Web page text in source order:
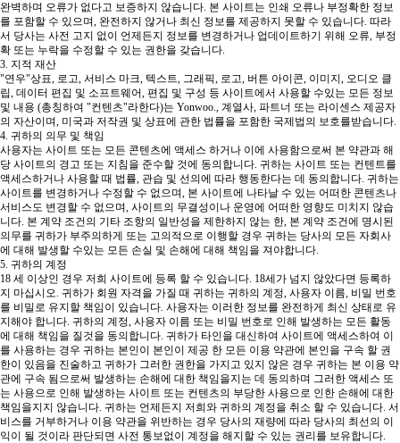
완벽하며 오류가 없다고 보증하지 않습니다. 본 사이트는 인쇄 오류나 부정확한 정보
를 포함할 수 있으며, 완전하지 않거나 최신 정보를 제공하지 못할 수 있습니다. 따라
서 당사는 사전 고지 없이 언제든지 정보를 변경하거나 업데이트하기 위해 오류, 부정
확 또는 누락을 수정할 수 있는 권한을 갖습니다.
3. 지적 재산
"연우"상표, 로고, 서비스 마크, 텍스트, 그래픽, 로고, 버튼 아이콘, 이미지, 오디오 클
립, 데이터 편집 및 소프트웨어, 편집 및 구성 등 사이트에서 사용할 수있는 모든 정보
및 내용 (총칭하여 "컨텐츠"라한다)는 Yonwoo., 계열사, 파트너 또는 라이센스 제공자
의 자산이며, 미국과 저작권 및 상표에 관한 법률을 포함한 국제법의 보호를받습니다.
4. 귀하의 의무 및 책임
사용자는 사이트 또는 모든 콘텐츠에 액세스 하거나 이에 사용함으로써 본 약관과 해
당 사이트의 경고 또는 지침을 준수할 것에 동의합니다. 귀하는 사이트 또는 컨텐트를
액세스하거나 사용할 때 법률, 관습 및 선의에 따라 행동한다는 데 동의합니다. 귀하는
사이트를 변경하거나 수정할 수 없으며, 본 사이트에 나타날 수 있는 어떠한 콘텐츠나
서비스도 변경할 수 없으며, 사이트의 무결성이나 운영에 어떠한 영향도 미치지 않습
니다. 본 계약 조건의 기타 조항의 일반성을 제한하지 않는 한, 본 계약 조건에 명시된
의무를 귀하가 부주의하게 또는 고의적으로 이행할 경우 귀하는 당사의 모든 자회사
에 대해 발생할 수있는 모든 손실 및 손해에 대해 책임을 져야합니다.
5. 귀하의 계정
18 세 이상인 경우 저희 사이트에 등록 할 수 있습니다. 18세가 넘지 않았다면 등록하
지 마십시오. 귀하가 회원 자격을 가질 때 귀하는 귀하의 계정, 사용자 이름, 비밀 번호
를 비밀로 유지할 책임이 있습니다. 사용자는 이러한 정보를 완전하게 최신 상태로 유
지해야 합니다. 귀하의 계정, 사용자 이름 또는 비밀 번호로 인해 발생하는 모든 활동
에 대해 책임을 질것을 동의합니다. 귀하가 타인을 대신하여 사이트에 액세스하여 이
를 사용하는 경우 귀하는 본인이 본인이 제공 한 모든 이용 약관에 본인을 구속 할 권
한이 있음을 진술하고 귀하가 그러한 권한을 가지고 있지 않은 경우 귀하는 본 이용 약
관에 구속 됨으로써 발생하는 손해에 대한 책임을지는 데 동의하며 그러한 액세스 또
는 사용으로 인해 발생하는 사이트 또는 컨텐츠의 부당한 사용으로 인한 손해에 대한
책임을지지 않습니다. 귀하는 언제든지 저희와 귀하의 계정을 취소 할 수 있습니다. 서
비스를 거부하거나 이용 약관을 위반하는 경우 당사의 재량에 따라 당사의 최선의 이
익이 될 것이라 판단되면 사전 통보없이 계정을 해지할 수 있는 권리를 보유합니다.